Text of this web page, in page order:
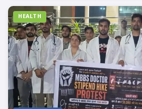
HEALTH